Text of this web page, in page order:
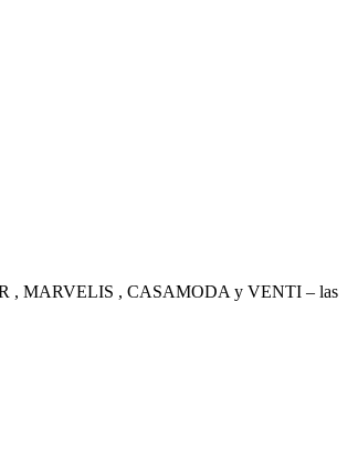
, MARVELIS , CASAMODA y VENTI – las